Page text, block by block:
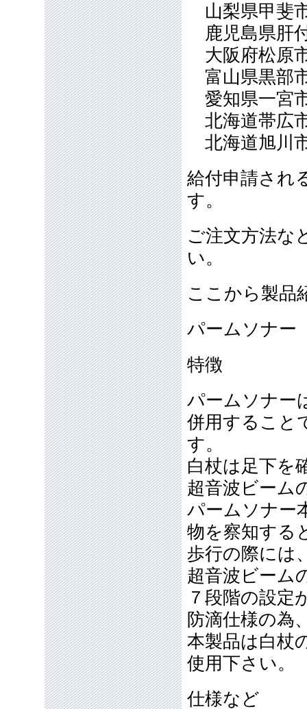
山梨県甲斐
鹿児島県肝
大阪府松原
富山県黒部
愛知県一宮
北海道帯広
北海道旭川
給付申請され
す。
ご注文方法な
い。
ここから製品
パームソナ
特徴
パームソナー
併用すること
す。
白杖は足下を
超音波ビーム
パームソナー
物を察知する
歩行の際には
超音波ビーム
７段階の設定
防滴仕様の為
本製品は白杖
使用下さい。
仕様など